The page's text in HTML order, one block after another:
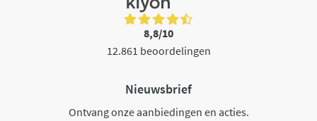
8,8/10
12.861 beoordelingen
Nieuwsbrief
Ontvang onze aanbiedingen en acties.